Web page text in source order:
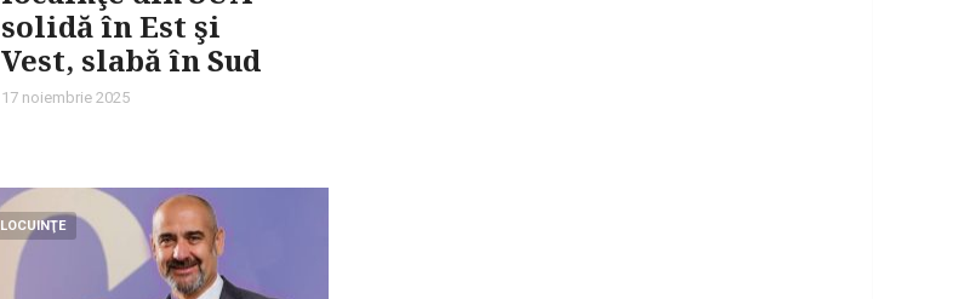
solidă în Est şi
Vest, slabă în Sud
17 noiembrie 2025
LOCUINŢE